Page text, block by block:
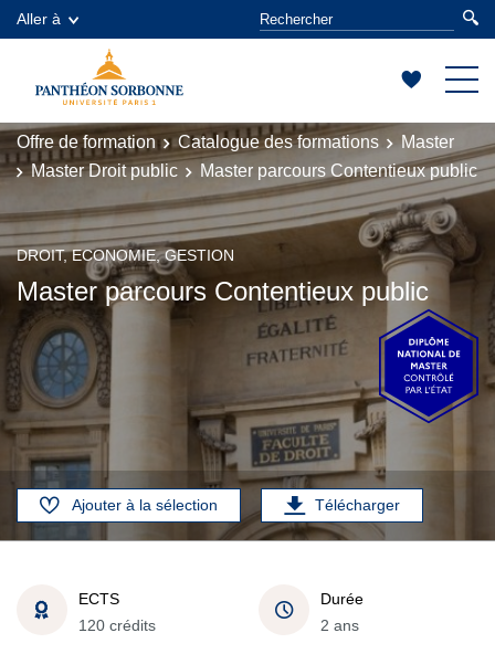
Aller à
Offre de formation Catalogue des formations
Master
Master Droit public
Master parcours Contentieux public
DROIT, ECONOMIE, GESTION
Master parcours Contentieux public
Ajouter à la sélection Télécharger
ECTS
120 crédits
Durée
2 ans